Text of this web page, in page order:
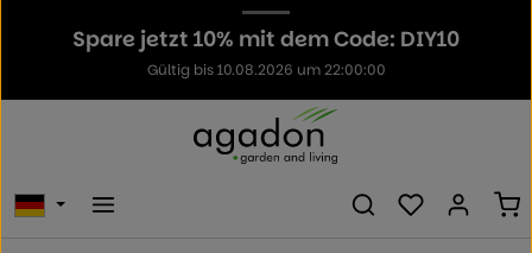
Spare jetzt 10% mit dem Code: DIY10
Gültig bis 10.08.2026 um 22:00:00
Du hast 0